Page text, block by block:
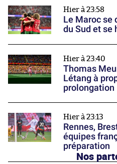
Hier à 23:58
Le Maroc se
du Sud et se
Hier à 23:40
Thomas
Létang à
prolongation
Hier à 23:13
Rennes,
équipes
préparation
Nos